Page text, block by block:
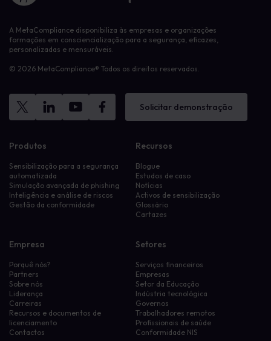
A MetaCompliance disponibiliza às empresas e organizações
formações em consciencialização para a segurança, eficazes,
personalizadas e mensuráveis.
© 2026 MetaCompliance® Todos os direitos reservados.
Solicitar demonstração
Produtos
Sensibilização para a segurança
automatizada
Simulação avançada de phishing
Inteligência e análise de riscos
Gestão da conformidade
Recursos
Blogue
Estudos de caso
Notícias
Activos de sensibilização
Glossário
Cartazes
Empresa
Porquê nós?
Partners
Sobre nós
Liderança
Carreiras
Recursos e documentos de
licenciamento
Contactos
Setores
Serviços financeiros
Empresas
Setor da Educação
Indústria tecnológica
Governos
Trabalhadores remotos
Profissionais de saúde
Conformidade NIS